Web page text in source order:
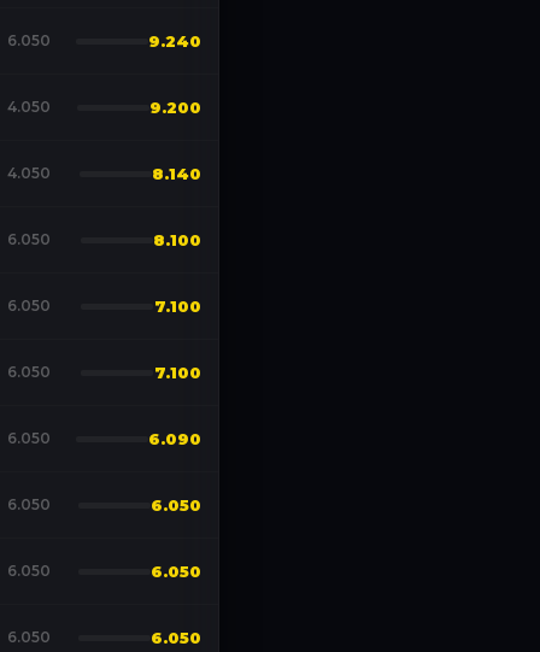
6.050 9.240
4.050 9.200
4.050 8.140
6.050 8.100
6.050 7.100
6.050 7.100
6.050 6.090
6.050 6.050
6.050 6.050
6.050 6.050